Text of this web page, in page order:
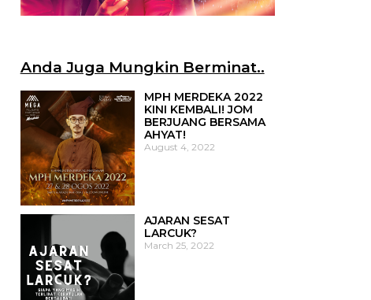
Anda Juga Mungkin Berminat..
MPH MERDEKA 2022
KINI KEMBALI! JOM
BERJUANG BERSAMA
AHYAT!
August 4, 2022
AJARAN SESAT
LARCUK?
March 25, 2022